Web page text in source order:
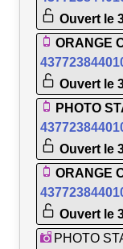
Ouvert le
ORANGE
Ouvert le
PHOTO
Ouvert le
ORANGE
Ouvert le
PHOTO